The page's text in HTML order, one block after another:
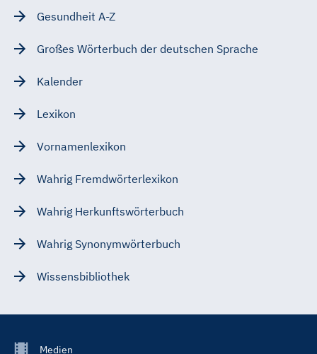
Gesundheit A-Z
Großes Wörterbuch der deutschen Sprache
Kalender
Lexikon
Vornamenlexikon
Wahrig Fremdwörterlexikon
Wahrig Herkunftswörterbuch
Wahrig Synonymwörterbuch
Wissensbibliothek
FooterMedien